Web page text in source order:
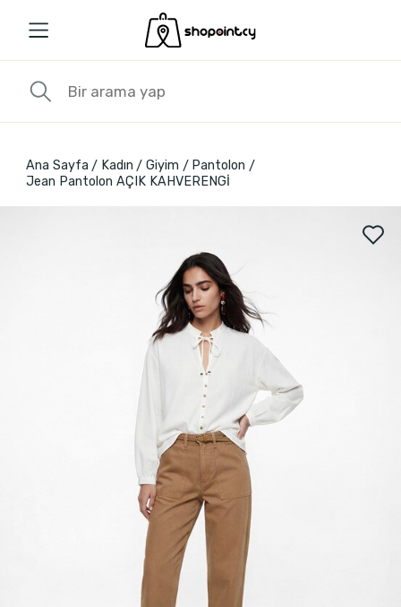
Ana Sayfa Kadın Giyim
Pantolon
Jean Pantolon AÇIK KAHVERENGİ